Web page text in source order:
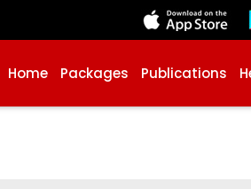
Home Packages Publications